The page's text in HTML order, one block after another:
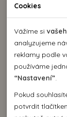
9,8
VYNIKAJÍCÍ
Hotel
polopenze
Cookies
Vážíme si
analyzujeme
reklamy podle
používáme
“Nastavení”
Pokud
potvrdit
Nutné cookies
použitelná tak,
stránky a
Webová
cookies.
Analytické